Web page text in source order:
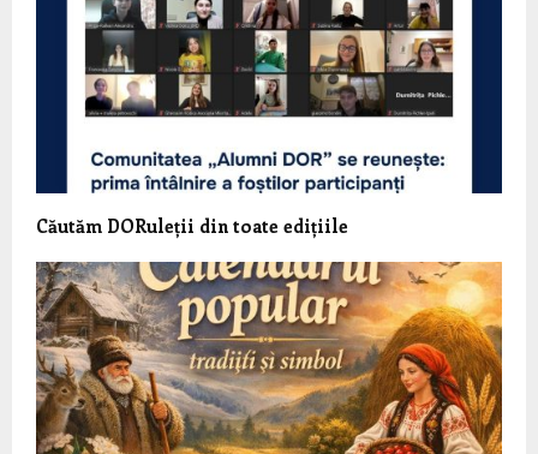
Căutăm DORuleții din toate edițiile